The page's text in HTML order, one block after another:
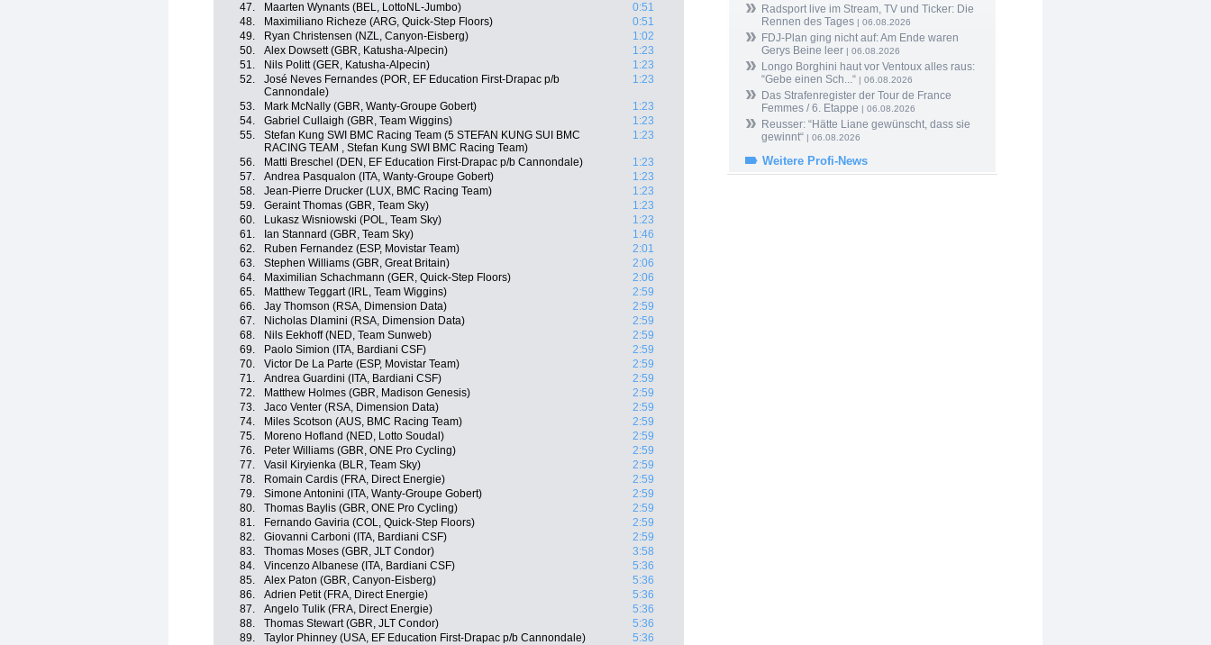
47.
Maarten Wynants (BEL, LottoNL-Jumbo)
0:51
48.
Maximiliano Richeze (ARG, Quick-Step Floors)
0:51
49.
Ryan Christensen (NZL, Canyon-Eisberg)
1:02
50.
Alex Dowsett (GBR, Katusha-Alpecin)
1:23
51.
Nils Politt (GER, Katusha-Alpecin)
1:23
52.
José Neves Fernandes (POR, EF Education First-Drapac p/b
Cannondale)
1:23
53. Mark McNally (GBR, Wanty-Groupe Gobert)
1:23
54.
Gabriel Cullaigh (GBR, Team Wiggins)
1:23
55.
Stefan Kung SWI BMC Racing Team (5 STEFAN KUNG SUI BMC
RACING TEAM , Stefan Kung SWI BMC Racing Team)
1:23
56. Matti Breschel (DEN, EF Education First-Drapac p/b Cannondale)
1:23
57.
Andrea Pasqualon (ITA, Wanty-Groupe Gobert)
1:23
58.
Jean-Pierre Drucker (LUX, BMC Racing Team)
1:23
59.
Geraint Thomas (GBR, Team Sky)
1:23
60.
Lukasz Wisniowski (POL, Team Sky)
1:23
61.
Ian Stannard (GBR, Team Sky)
1:46
62.
Ruben Fernandez (ESP, Movistar Team)
2:01
63.
Stephen Williams (GBR, Great Britain)
2:06
64.
Maximilian Schachmann (GER, Quick-Step Floors)
2:06
65.
Matthew Teggart (IRL, Team Wiggins)
2:59
66.
Jay Thomson (RSA, Dimension Data)
2:59
67.
Nicholas Dlamini (RSA, Dimension Data)
2:59
68.
Nils Eekhoff (NED, Team Sunweb)
2:59
69.
Paolo Simion (ITA, Bardiani CSF)
2:59
70.
Victor De La Parte (ESP, Movistar Team)
2:59
71.
Andrea Guardini (ITA, Bardiani CSF)
2:59
72.
Matthew Holmes (GBR, Madison Genesis)
2:59
73.
Jaco Venter (RSA, Dimension Data)
2:59
74.
Miles Scotson (AUS, BMC Racing Team)
2:59
75.
Moreno Hofland (NED, Lotto Soudal)
2:59
76.
Peter Williams (GBR, ONE Pro Cycling)
2:59
77.
Vasil Kiryienka (BLR, Team Sky)
2:59
78.
Romain Cardis (FRA, Direct Energie)
2:59
79.
Simone Antonini (ITA, Wanty-Groupe Gobert)
2:59
80.
Thomas Baylis (GBR, ONE Pro Cycling)
2:59
81.
Fernando Gaviria (COL, Quick-Step Floors)
2:59
82.
Giovanni Carboni (ITA, Bardiani CSF)
2:59
83.
Thomas Moses (GBR, JLT Condor)
3:58
84.
Vincenzo Albanese (ITA, Bardiani CSF)
5:36
85.
Alex Paton (GBR, Canyon-Eisberg)
5:36
86.
Adrien Petit (FRA, Direct Energie)
5:36
87.
Angelo Tulik (FRA, Direct Energie)
5:36
88.
Thomas Stewart (GBR, JLT Condor)
5:36
89.
Taylor Phinney (USA, EF Education First-Drapac p/b Cannondale)
5:36
Radsport live im Stream, TV und Ticker: Die
Rennen des Tages | 06.08.2026
FDJ-Plan ging nicht auf: Am Ende waren
Gerys Beine leer | 06.08.2026
Longo Borghini haut vor Ventoux alles raus:
“Gebe einen Sch...“ | 06.08.2026
Das Strafenregister der Tour de France
Femmes / 6. Etappe | 06.08.2026
Reusser: “Hätte Liane gewünscht, dass sie
gewinnt“ | 06.08.2026
Weitere Profi-News